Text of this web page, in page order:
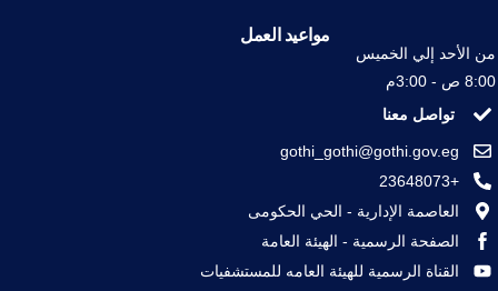
مواعيد العمل
من الأحد إلي الخميس
8:00 ص - 3:00م
تواصل معنا
gothi_gothi@gothi.gov.eg
+23648073
العاصمة الإدارية - الحي الحكومى
الصفحة الرسمية - الهيئة العامة
القناة الرسمية للهيئة العامه للمستشفيات